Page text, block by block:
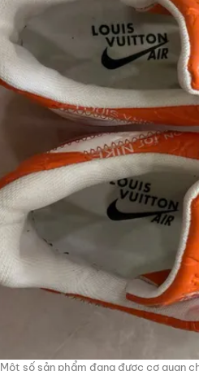
Một số sản phẩm đang được cơ quan